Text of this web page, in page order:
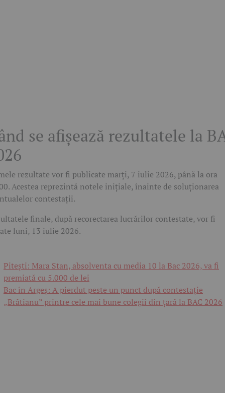
se afișează rezultatele la
rezultate vor fi publicate marți, 7 iulie 2026, până la ora
Acestea reprezintă notele inițiale, înainte de soluționarea
contestații.
finale, după recorectarea lucrărilor contestate, vor fi
luni, 13 iulie 2026.
Pitești: Mara Stan, absolventa cu media 10 la Bac 2026, va fi
premiată cu 5.000 de lei
Bac în Argeș: A pierdut peste un punct după contestație
„Brătianu” printre cele mai bune colegii din țară la BAC 2026